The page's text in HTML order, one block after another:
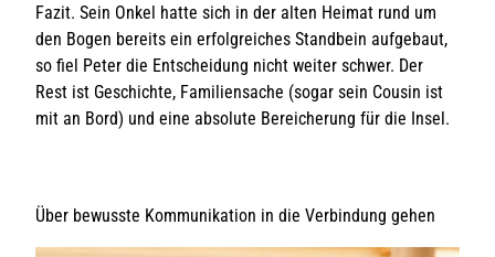
Fazit. Sein Onkel hatte sich in der alten Heimat rund um
den Bogen bereits ein erfolgreiches Standbein aufgebaut,
so fiel Peter die Entscheidung nicht weiter schwer. Der
Rest ist Geschichte, Familiensache (sogar sein Cousin ist
mit an Bord) und eine absolute Bereicherung für die Insel.
Über bewusste Kommunikation in die Verbindung gehen